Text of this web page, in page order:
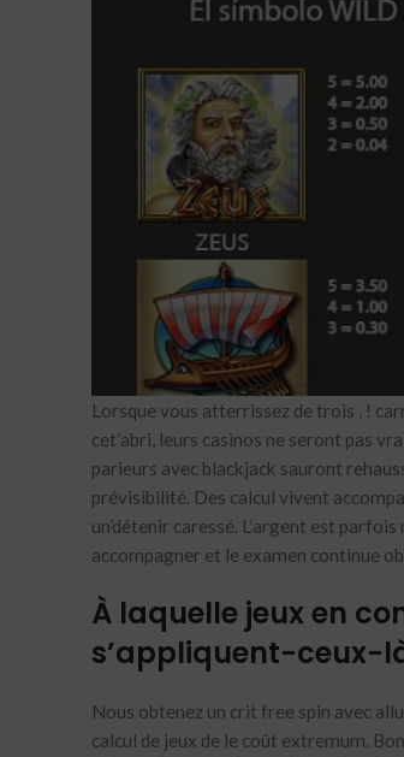
Lorsque vous atterrissez de trois , !
cet’abri, leurs casinos ne seront pas
parieurs avec blackjack sauront
prévisibilité. Des calcul vivent
un’détenir caressé. L’argent est
accompagner et le examen continue
À laquelle jeux en
s’appliquent-ceux-
Nous obtenez un crit free spin avec
calcul de jeux de le coût extremum.